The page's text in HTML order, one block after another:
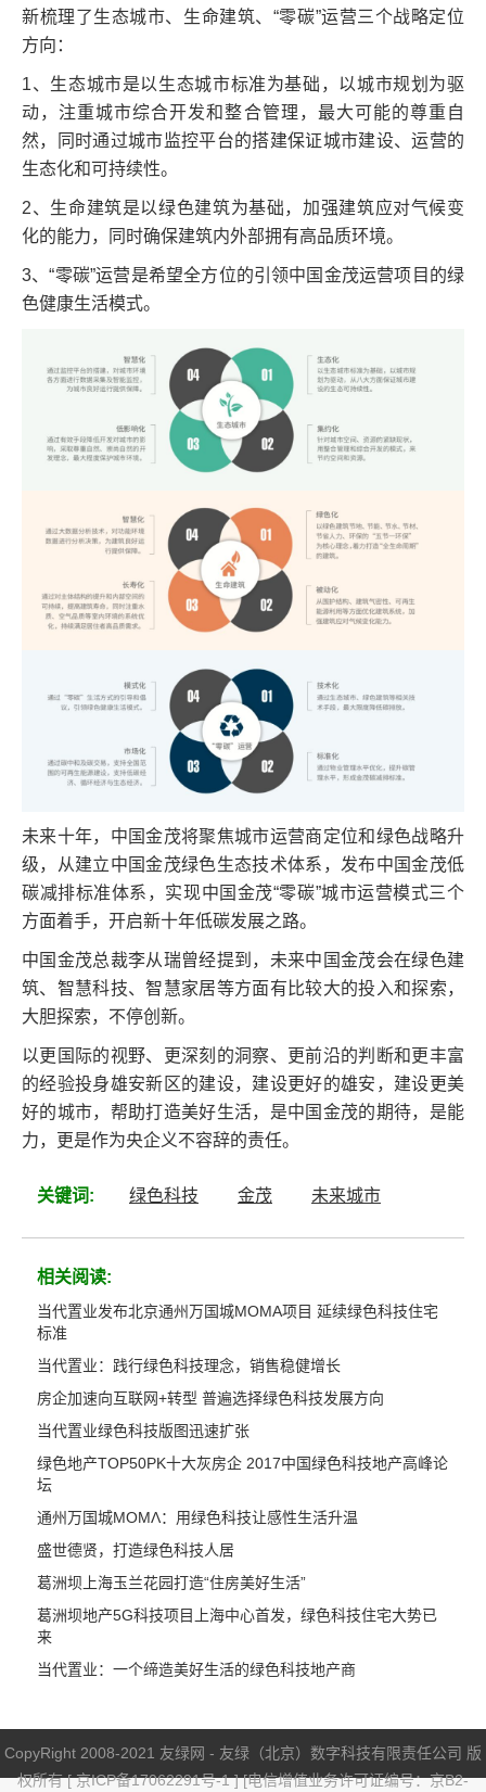
新梳理了生态城市、生命建筑、“零碳”运营三个战略定位
方向：
1、生态城市是以生态城市标准为基础，以城市规划为驱
动，注重城市综合开发和整合管理，最大可能的尊重自
然，同时通过城市监控平台的搭建保证城市建设、运营的
生态化和可持续性。
2、生命建筑是以绿色建筑为基础，加强建筑应对气候变
化的能力，同时确保建筑内外部拥有高品质环境。
3、“零碳”运营是希望全方位的引领中国金茂运营项目的绿
色健康生活模式。
未来十年，中国金茂将聚焦城市运营商定位和绿色战略升
级，从建立中国金茂绿色生态技术体系，发布中国金茂低
碳减排标准体系，实现中国金茂“零碳”城市运营模式三个
方面着手，开启新十年低碳发展之路。
中国金茂总裁李从瑞曾经提到，未来中国金茂会在绿色建
筑、智慧科技、智慧家居等方面有比较大的投入和探索，
大胆探索，不停创新。
以更国际的视野、更深刻的洞察、更前沿的判断和更丰富
的经验投身雄安新区的建设，建设更好的雄安，建设更美
好的城市，帮助打造美好生活，是中国金茂的期待，是能
力，更是作为央企义不容辞的责任。
关键词: 绿色科技 金茂 未来城市
相关阅读:
当代置业发布北京通州万国城MOMA项目 延续绿色科技住宅
标准
当代置业：践行绿色科技理念，销售稳健增长
房企加速向互联网+转型 普遍选择绿色科技发展方向
当代置业绿色科技版图迅速扩张
绿色地产TOP50PK十大灰房企 2017中国绿色科技地产高峰论
坛
通州万国城MOMΛ：用绿色科技让感性生活升温
盛世德贤，打造绿色科技人居
葛洲坝上海玉兰花园打造“住房美好生活”
葛洲坝地产5G科技项目上海中心首发，绿色科技住宅大势已
来
当代置业：一个缔造美好生活的绿色科技地产商
CopyRight 2008-2021 友绿网 - 友绿（北京）数字科技有限责任公司 版
权所有 [京ICP备17062291号-1] [电信增值业务许可证编号：京B2-